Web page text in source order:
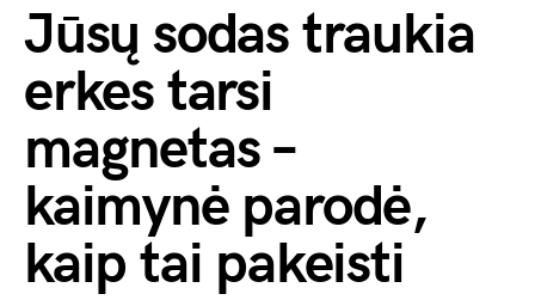
Jūsų sodas traukia
erkes tarsi
magnetas –
kaimynė parodė,
kaip tai pakeisti